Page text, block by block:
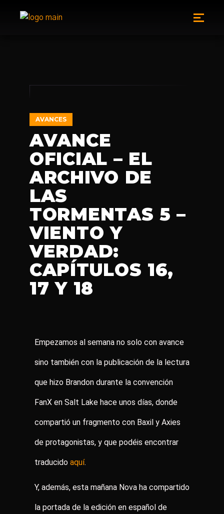
AVANCES
AVANCE
OFICIAL – EL
ARCHIVO DE
LAS
TORMENTAS 5 –
VIENTO Y
VERDAD:
CAPÍTULOS 16,
17 Y 18
Empezamos al semana no solo con avance
sino también con la publicación de la lectura
que hizo Brandon durante la convención
FanX en Salt Lake hace unos días, donde
compartió un fragmento con Baxil y Axies
de protagonistas, y que podéis encontrar
traducido aquí.
Y, además, esta mañana Nova ha compartido
la portada de la edición en español de